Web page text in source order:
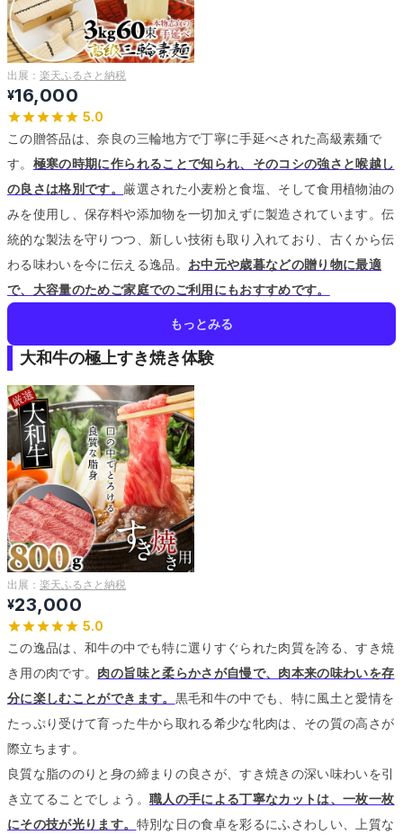
出展： 楽天ふるさと納税
¥16,000
5.0
この贈答品は、奈良の三輪地方で丁寧に手延べされた高級素麺で
す。 極寒の時期に作られることで知られ、そのコシの強さと喉越し
の良さは格別です。 厳選された小麦粉と食塩、そして食用植物油の
みを使用し、保存料や添加物を一切加えずに製造されています。伝
統的な製法を守りつつ、新しい技術も取り入れており、古くから伝
わる味わいを今に伝える逸品。 お中元や歳暮などの贈り物に最適
で、大容量のためご家庭でのご利用にもおすすめです。
もっとみる
大和牛の極上すき焼き体験
出展： 楽天ふるさと納税
¥23,000
5.0
この逸品は、和牛の中でも特に選りすぐられた肉質を誇る、すき焼
き用の肉です。 肉の旨味と柔らかさが自慢で、肉本来の味わいを存
分に楽しむことができます。 黒毛和牛の中でも、特に風土と愛情を
たっぷり受けて育った牛から取れる希少な牝肉は、その質の高さが
際立ちます。
良質な脂ののりと身の締まりの良さが、すき焼きの深い味わいを引
き立てることでしょう。 職人の手による丁寧なカットは、一枚一枚
にその技が光ります。 特別な日の食卓を彩るにふさわしい、上質な